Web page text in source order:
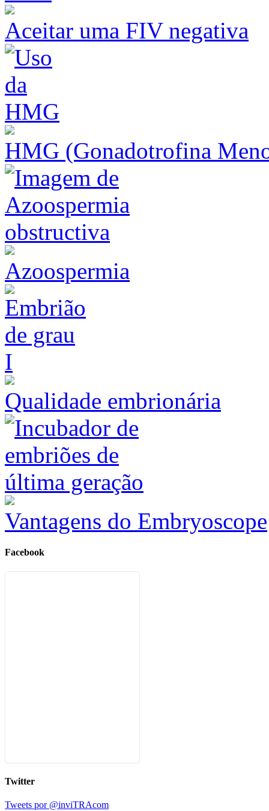
Aceitar uma FIV negativa
HMG (Gonadotrofina
Azoospermia
Qualidade embrionária
Vantagens do Embryoscope
Facebook
Twitter
Tweets por @inviTRAcom